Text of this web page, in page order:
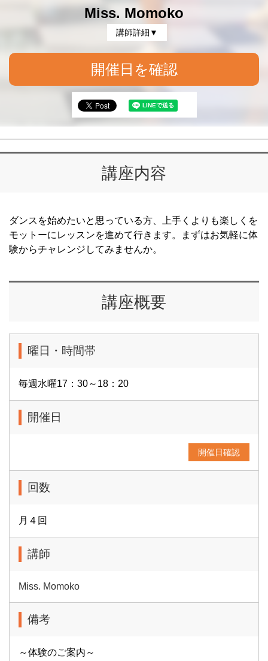
Miss. Momoko
講師詳細▼
開催日を確認
講座内容
ダンスを始めたいと思っている方、上手くよりも楽しくを
モットーにレッスンを進めて行きます。まずはお気軽に体
験からチャレンジしてみませんか。
講座概要
曜日・時間帯
毎週水曜17：30～18：20
開催日
開催日確認
回数
月４回
講師
Miss. Momoko
備考
～体験のご案内～